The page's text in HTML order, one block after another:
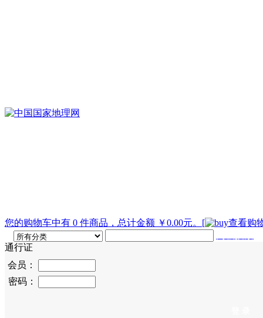
您的购物车中有 0 件商品，总计金额 ￥0.00元。 [
查看购
通行证
会员：
密码：